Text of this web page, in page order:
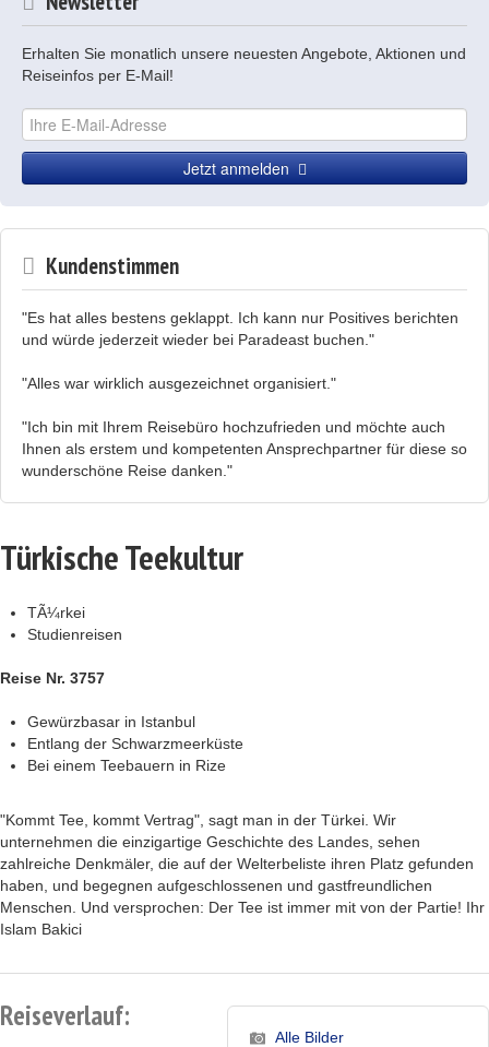
Erhalten Sie monatlich unsere neuesten Angebote, Aktionen und
Reiseinfos per E-Mail!
Jetzt anmelden
Kundenstimmen
"Es hat alles bestens geklappt. Ich kann nur Positives berichten
und würde jederzeit wieder bei Paradeast buchen."
"Alles war wirklich ausgezeichnet organisiert."
"Ich bin mit Ihrem Reisebüro hochzufrieden und möchte auch
Ihnen als erstem und kompetenten Ansprechpartner für diese so
wunderschöne Reise danken."
Türkische Teekultur
TÃ¼rkei
Studienreisen
Reise Nr. 3757
Gewürzbasar in Istanbul
Entlang der Schwarzmeerküste
Bei einem Teebauern in Rize
"Kommt Tee, kommt Vertrag", sagt man in der Türkei. Wir
unternehmen die einzigartige Geschichte des Landes, sehen
zahlreiche Denkmäler, die auf der Welterbeliste ihren Platz gefunden
haben, und begegnen aufgeschlossenen und gastfreundlichen
Menschen. Und versprochen: Der Tee ist immer mit von der Partie! Ihr
Islam Bakici
Alle Bilder
Reiseverlauf: